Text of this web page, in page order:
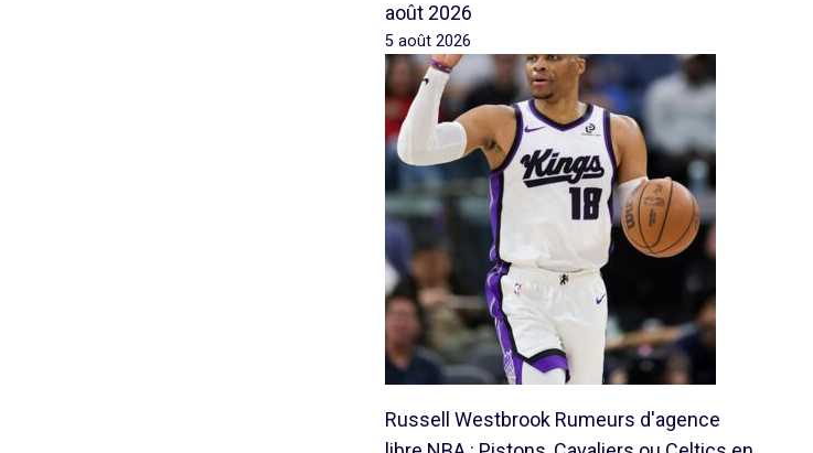
août 2026
5 août 2026
Russell Westbrook Rumeurs d'agence